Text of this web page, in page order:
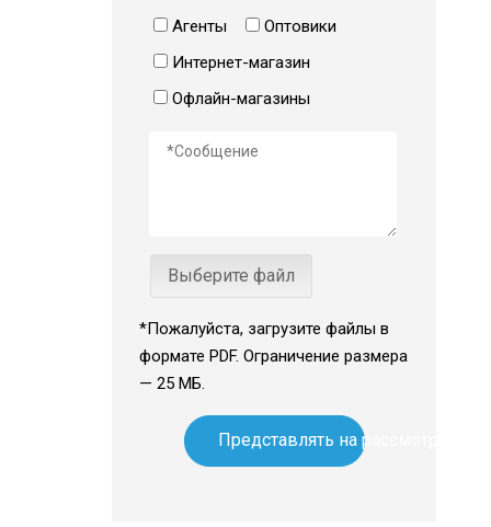
Агенты
Оптовики
Интернет-магазин
Офлайн-магазины
Выберите файл
*Пожалуйста, загрузите файлы в
формате PDF. Ограничение размера
— 25 МБ.
Представлять на рассмотрение